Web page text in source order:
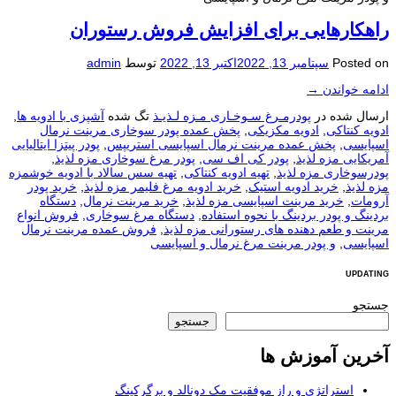
راهکارهایی برای افزایش فروش رستوران
Posted on سپتامبر 13, 2022 اکتبر 13, 2022 توسط admin
ادامه خواندن →
ارسال شده در پودرمـرغ سـوخـاری مـزه لـذیـذ تگ شده آشپزی با ادویه ها,
ادویه کنتاکی, ادویه مکزیکی, پخش عمده پودر سوخاری مرینت نرمال
اسپایسی, پخش عمده مرینت نرمال اسپایسی استریپس, پودر پیتزا ایتالیایی
آمریکایی مزه لذیذ, پودر کی اف سی, پودر مرغ سوخاری مزه لذیذ,
پودرسوخاری مزه لذیذ, تهیه ادویه کنتاکی, تهیه سس سالاد با ادویه خوشمزه
مزه لذیذ, خرید ادویه استیک, خرید ادویه مرغ فلیمر مزه لذیذ, خرید پودر
آرومات, خرید مرینت اسپایسی مزه لذیذ, خرید مرینت نرمال, دستگاه
بردینگ و پودر بردینگ با نحوه استفاده, دستگاه مرغ سوخاری, فروش انواع
مرینت و طعم دهنده های رستورانی مزه لذیذ, فروش عمده مرینت نرمال
اسپایسی, و پودر مرینت مرغ نرمال و اسپایسی
UPDATING
جستجو
جستجو
آخرین آموزش ها
استراتژی و راز موفقیت مک دونالد و برگرکینگ